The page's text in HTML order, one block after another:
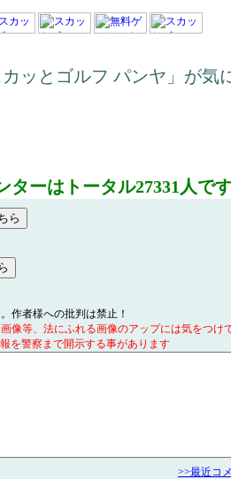
ッとゴルフ パンヤ」が気
ターはトータル27331人で
作者様への批判は禁止！
像等、法にふれる画像のアップには気をつけ
を警察まで開示する事があります
>>最近コ